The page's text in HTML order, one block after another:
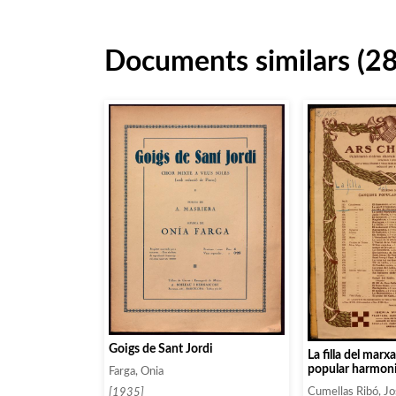
Documents similars
Goigs de Sant Jordi
Farga, Onia
[1935]
La filla del
popular
Cumellas Ribó,